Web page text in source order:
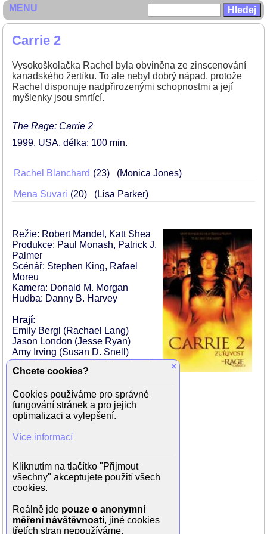
Carrie 2
Vysokoškolačka Rachel byla obviněna ze zinscenování
kanadského žertíku. To ale nebyl dobrý nápad, protože
Rachel disponuje nadpřirozenými schopnostmi a její
myšlenky jsou smrtící.
The Rage: Carrie 2
1999 USA délka: 100 min
Rachel Blanchard 23 (Monica Jones)
Mena Suvari 20 (Lisa Parker)
Režie: Robert Mandel, Katt Shea
Produkce: Paul Monash, Patrick J.
Palmer
Scénář: Stephen King, Rafael
Moreu
Kamera: Donald M. Morgan
Hudba: Danny B. Harvey
Hrají:
Emily Bergl (Rachael Lang)
Jason London (Jesse Ryan)
Amy Irving (Susan D. Snell)
J. Smith-Cameron (Barbara Lang)
Dylan Bruno (Mark Bing)
Charlotte Ayanna (Tracy Campbell)
Rachel Blanchard (Monica Jones)
Justin Urich (Bradley Winters)
Eddie Kaye Thomas (Arnold)
Gordon Clapp (pan Stark)
Clint Jordan (Šerif Kelton)
Steven Ford (trenér Walsh)
Rus Blackwell (šerif)
Harold Surratt
MENU
×
Chcete cookies?
Cookies používáme pro správné
fungování stránek a pro jejich
optimalizaci a vylepšení.
Více informací
Kliknutím na tlačítko "Přijmout
všechny" akceptujete použití všech
cookies.
Reálně jde pouze o anonymní
měření návštěvnosti, jiné cookies
třetích stran nepoužíváme.